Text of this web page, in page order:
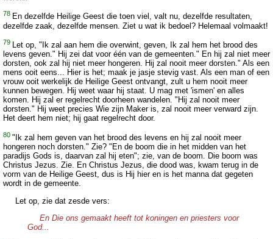
78 En dezelfde Heilige Geest die toen viel, valt nu, dezelfde resultaten,
dezelfde zaak, dezelfde mensen. Ziet u wat ik bedoel? Helemaal volmaakt!
79 Let op, "Ik zal aan hem die overwint, geven, Ik zal hem het brood des
levens geven." Hij zei dat voor één van de gemeenten." En hij zal niet meer
dorsten, ook zal hij niet meer hongeren. Hij zal nooit meer dorsten." Als een
mens ooit eens... Hier is het; maak je jasje stevig vast. Als een man of een
vrouw ooit werkelijk de Heilige Geest ontvangt, zult u hem nooit meer
kunnen bewegen. Hij weet waar hij staat. U mag met 'ismen' en alles
komen. Hij zal er regelrecht doorheen wandelen. "Hij zal nooit meer
dorsten." Hij weet precies Wie zijn Maker is, zal nooit meer verward zijn.
Het deert hem niet; hij gaat regelrecht door.
80 "Ik zal hem geven van het brood des levens en hij zal nooit meer
hongeren noch dorsten." Zie? "En de boom die in het midden van het
paradijs Gods is, daarvan zal hij eten"; zie, van de boom. Die boom was
Christus Jezus. Zie. En Christus Jezus, die dood was, kwam terug in de
vorm van de Heilige Geest, dus is Hij hier en is het manna dat gegeten
wordt in de gemeente.
Let op, zie dat zesde vers:
En Die ons gemaakt heeft tot koningen en priesters voor
God...